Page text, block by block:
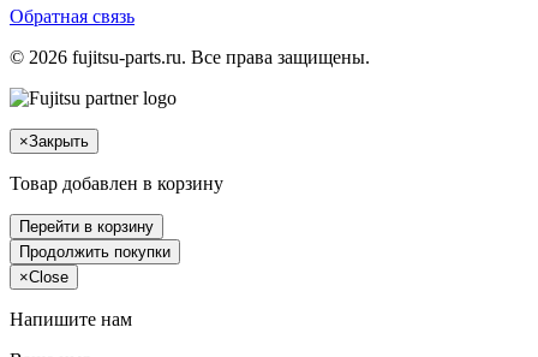
Обратная связь
© 2026 fujitsu-parts.ru. Все права защищены.
×Закрыть
Товар добавлен в корзину
Перейти в корзину
Продолжить покупки
×Close
Напишите нам